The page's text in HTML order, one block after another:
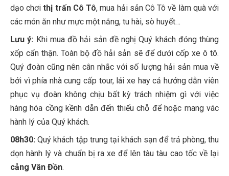
dạo chơithị trấn Cô Tô, mua hải sản Cô Tô về làm quà với
các món ăn như mực một nắng, tu hài, sò huyết…
Lưu ý: Khi mua đồ hải sản đề nghị Quý khách đóng thùng
xốp cẩn thận. Toàn bộ đồ hải sản sẽ để dưới cốp xe ô tô.
Quý đoàn cũng nên cân nhắc với số lượng hải sản mua về
bởi vì phía nhà cung cấp tour, lái xe hay cả hướng dẫn viên
phục vụ đoàn không chịu bất kỳ trách nhiệm gì với việc
hàng hóa cồng kềnh dẫn đến thiếu chỗ để hoặc mang vác
hành lý của Quý khách.
08h30:Quý khách tập trung tại khách sạn để trả phòng, thu
dọn hành lý và chuẩn bị ra xe để lên tàu tàu cao tốc về lại
cảng Vân Đồn.